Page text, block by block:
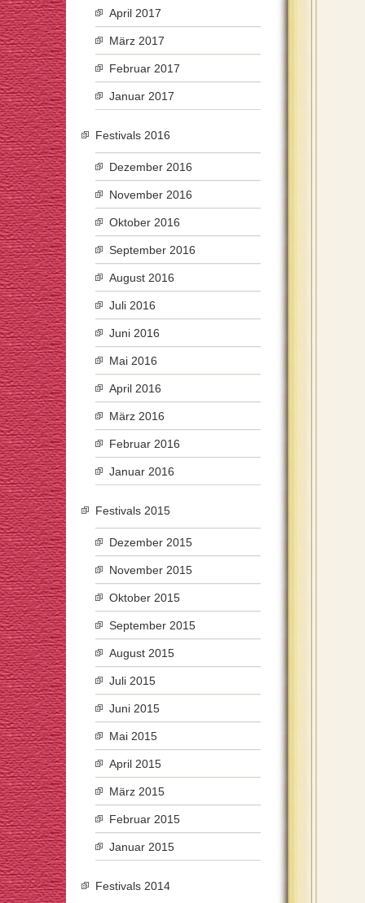
April 2017
März 2017
Februar 2017
Januar 2017
Festivals 2016
Dezember 2016
November 2016
Oktober 2016
September 2016
August 2016
Juli 2016
Juni 2016
Mai 2016
April 2016
März 2016
Februar 2016
Januar 2016
Festivals 2015
Dezember 2015
November 2015
Oktober 2015
September 2015
August 2015
Juli 2015
Juni 2015
Mai 2015
April 2015
März 2015
Februar 2015
Januar 2015
Festivals 2014